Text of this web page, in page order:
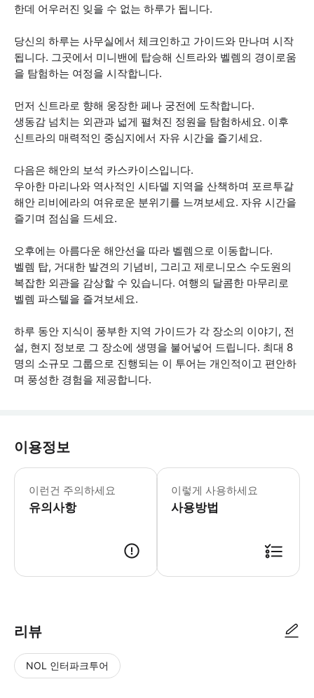
한데 어우러진 잊을 수 없는 하루가 됩니다.
당신의 하루는 사무실에서 체크인하고 가이드와 만나며 시작
됩니다. 그곳에서 미니밴에 탑승해 신트라와 벨렘의 경이로움
을 탐험하는 여정을 시작합니다.
먼저 신트라로 향해 웅장한 페나 궁전에 도착합니다.
생동감 넘치는 외관과 넓게 펼쳐진 정원을 탐험하세요. 이후
신트라의 매력적인 중심지에서 자유 시간을 즐기세요.
다음은 해안의 보석 카스카이스입니다.
우아한 마리나와 역사적인 시타델 지역을 산책하며 포르투갈
해안 리비에라의 여유로운 분위기를 느껴보세요. 자유 시간을
즐기며 점심을 드세요.
오후에는 아름다운 해안선을 따라 벨렘으로 이동합니다.
벨렘 탑, 거대한 발견의 기념비, 그리고 제로니모스 수도원의
복잡한 외관을 감상할 수 있습니다. 여행의 달콤한 마무리로
벨렘 파스텔을 즐겨보세요.
하루 동안 지식이 풍부한 지역 가이드가 각 장소의 이야기, 전
설, 현지 정보로 그 장소에 생명을 불어넣어 드립니다. 최대 8
명의 소규모 그룹으로 진행되는 이 투어는 개인적이고 편안하
며 풍성한 경험을 제공합니다.
이용정보
이런건 주의하세요
유의사항
페나궁에 도착하려면 중간 정도의 난
이렇게 사용하세요
사용방법
리뷰
NOL 인터파크투어